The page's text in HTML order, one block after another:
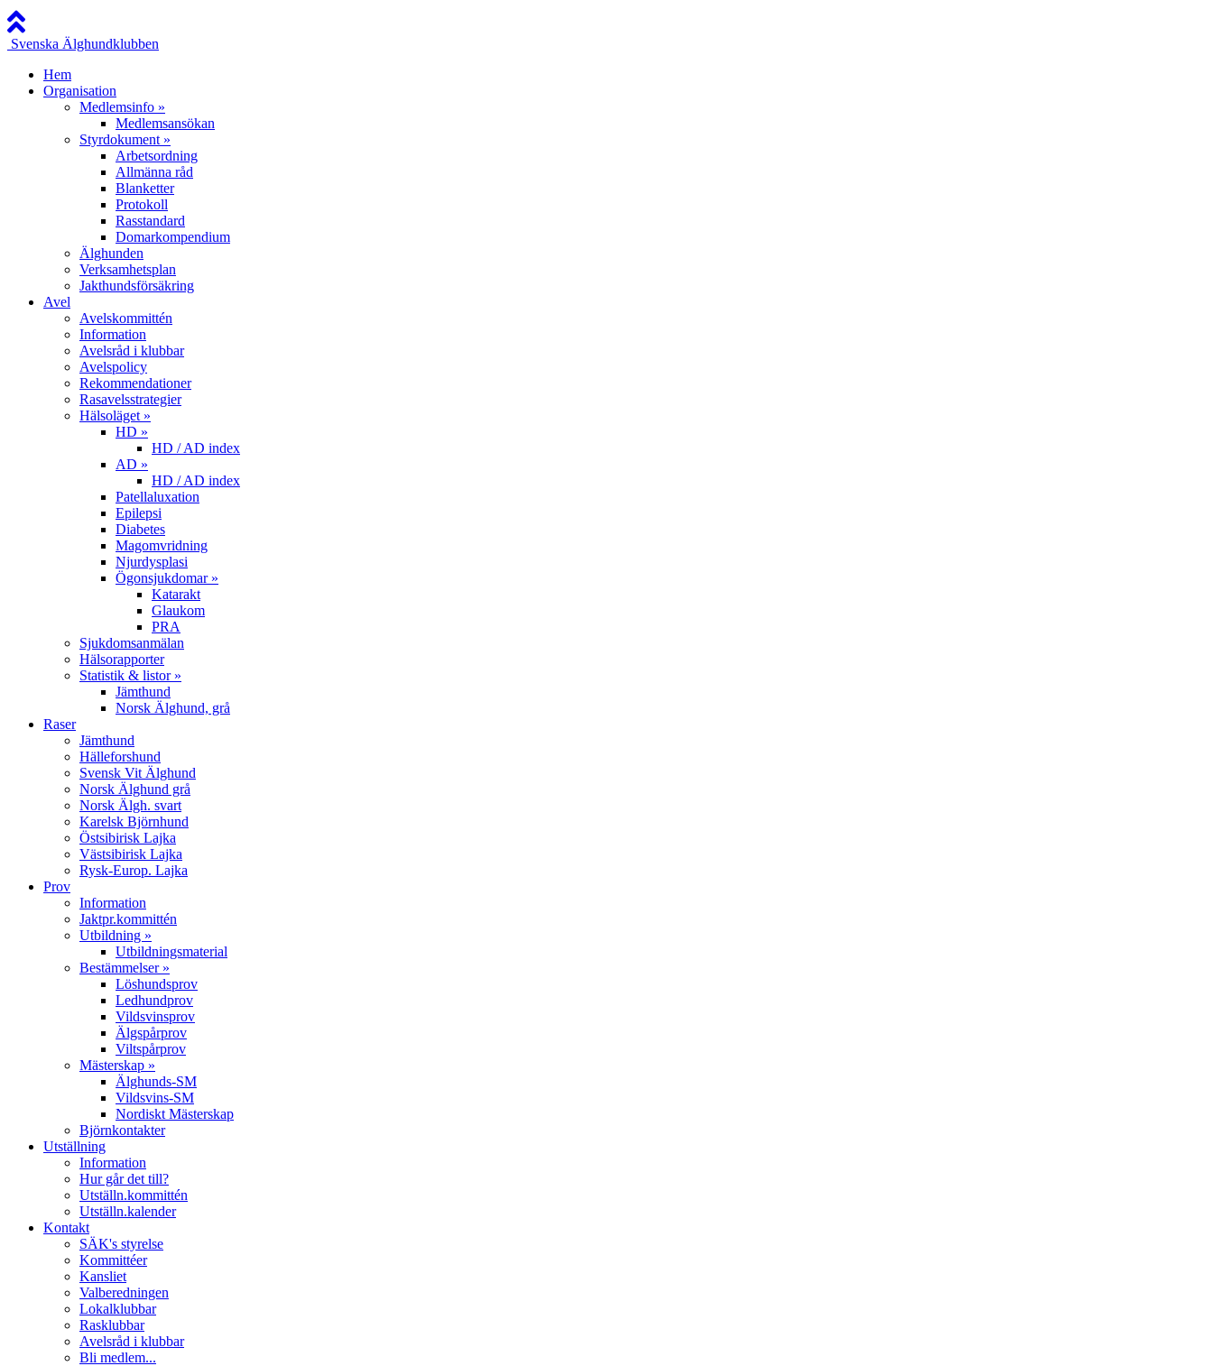
Svenska Älghundklubben
Hem
Organisation
Medlemsinfo »
Medlemsansökan
Styrdokument »
Arbetsordning
Allmänna råd
Blanketter
Protokoll
Rasstandard
Domarkompendium
Älghunden
Verksamhetsplan
Jakthundsförsäkring
Avel
Avelskommittén
Information
Avelsråd i klubbar
Avelspolicy
Rekommendationer
Rasavelsstrategier
Hälsoläget »
HD »
HD / AD index
AD »
HD / AD index
Patellaluxation
Epilepsi
Diabetes
Magomvridning
Njurdysplasi
Ögonsjukdomar »
Katarakt
Glaukom
PRA
Sjukdomsanmälan
Hälsorapporter
Statistik & listor »
Jämthund
Norsk Älghund, grå
Raser
Jämthund
Hälleforshund
Svensk Vit Älghund
Norsk Älghund grå
Norsk Älgh. svart
Karelsk Björnhund
Östsibirisk Lajka
Västsibirisk Lajka
Rysk-Europ. Lajka
Prov
Information
Jaktpr.kommittén
Utbildning »
Utbildningsmaterial
Bestämmelser »
Löshundsprov
Ledhundprov
Vildsvinsprov
Älgspårprov
Viltspårprov
Mästerskap »
Älghunds-SM
Vildsvins-SM
Nordiskt Mästerskap
Björnkontakter
Utställning
Information
Hur går det till?
Utställn.kommittén
Utställn.kalender
Kontakt
SÄK's styrelse
Kommittéer
Kansliet
Valberedningen
Lokalklubbar
Rasklubbar
Avelsråd i klubbar
Bli medlem...